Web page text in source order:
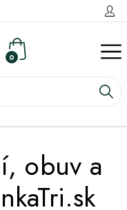
0
obuv a